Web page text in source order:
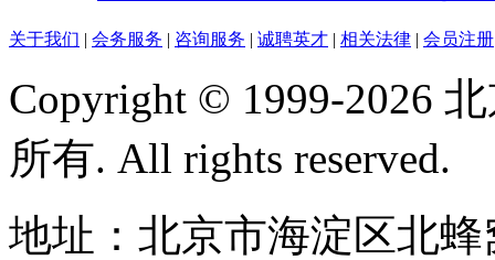
关于我们 | 会务服务 | 咨询服务 | 诚聘英才 | 相关法律 | 会员注册
Copyright © 1999-2026
所有. All rights reserved.
地址：北京市海淀区北